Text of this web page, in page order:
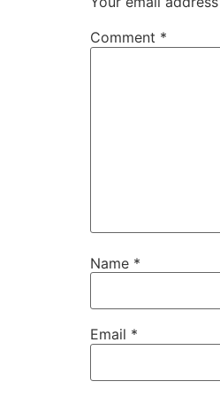
Comment *
Name *
Email *